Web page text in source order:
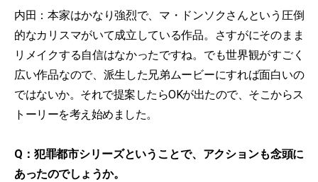
内田：本家はかなり強烈で、マ・ドンソクさんという圧倒
的なカリスマがいて成立している作品。さすがにそのまま
リメイクする自信はなかったですね。でも世界観がすごく
広い作品なので、派生した兄弟ムービーにすれば面白いの
ではないか。それで提案したらOKが出たので、そこからス
トーリーを考え始めました。
Q：犯罪都市シリーズということで、アクションも念頭に
あったのでしょうか。